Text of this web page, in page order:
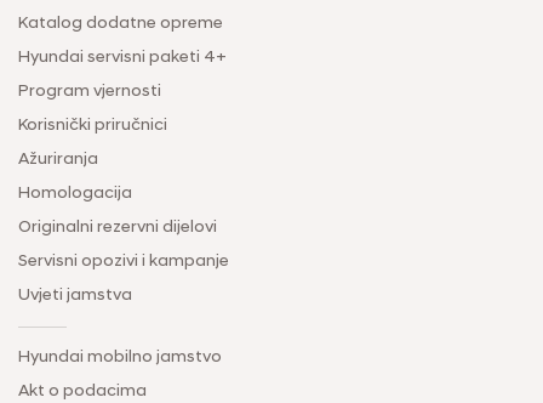
Katalog dodatne opreme
Hyundai servisni paketi 4+
Program vjernosti
Korisnički priručnici
Ažuriranja
Homologacija
Originalni rezervni dijelovi
Servisni opozivi i kampanje
Uvjeti jamstva
Hyundai mobilno jamstvo
Akt o podacima